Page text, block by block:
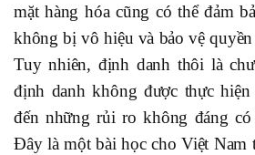
mặt hàng hóa cũng có thể đảm
không bị vô hiệu và bảo vệ
Tuy nhiên, định danh thôi là
định danh không được thực
đến những rủi ro không đáng
Đây là một bài học cho Việt Nam